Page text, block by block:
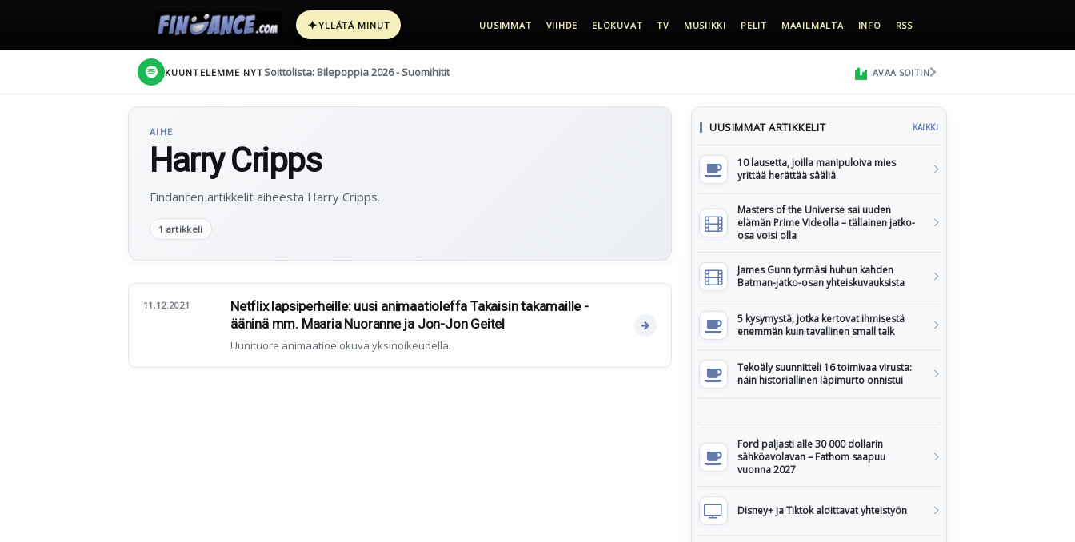
✦YLLÄTÄ MINUT UUSIMMAT VIIHDE ELOKUVAT TV MUSIIKKI PELIT MAAILMALTA INFO RSS
KUUNTELEMME NYT Soittolista: Bilepoppia 2026 - Suomihitit AVAA SOITIN
AIHE
Harry Cripps
Findancen artikkelit aiheesta Harry Cripps.
1 artikkeli
11.12.2021
Netflix lapsiperheille: uusi animaatioleffa Takaisin takamaille -
ääninä mm. Maaria Nuoranne ja Jon-Jon Geitel
Uunituore animaatioelokuva yksinoikeudella.
UUSIMMAT ARTIKKELIT KAIKKI
10 lausetta, joilla manipuloiva mies
yrittää herättää sääliä
Masters of the Universe sai uuden
elämän Prime Videolla – tällainen jatko-
osa voisi olla
James Gunn tyrmäsi huhun kahden
Batman-jatko-osan yhteiskuvauksista
5 kysymystä, jotka kertovat ihmisestä
enemmän kuin tavallinen small talk
Tekoäly suunnitteli 16 toimivaa virusta:
näin historiallinen läpimurto onnistui
Ford paljasti alle 30 000 dollarin
sähköavolavan – Fathom saapuu
vuonna 2027
Disney+ ja Tiktok aloittavat yhteistyön